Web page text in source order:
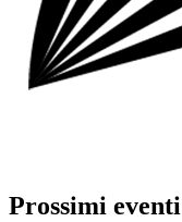
Prossimi eventi